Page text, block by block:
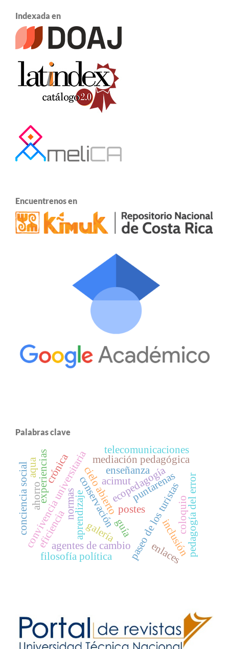
Indexada en
Encuentrenos en
Palabras clave
galería
postes
puntarenas
cielo abiertopaseo de los turistas
convivencia universitaria
agentes de cambio
ecopedagogía
conservación
mediación pedagógica
inclusiónpedagogía del error
conciencia social
filosofía política
coloquio
aprendizaje
experienciascrónica enseñanza
normas
eficiencia
ahorro
guía
acimut
aqua
enlaces
telecomunicaciones